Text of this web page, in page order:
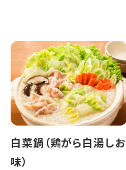
白菜鍋（鶏がら白湯しお
味）